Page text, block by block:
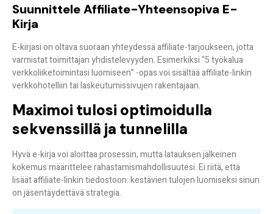
Suunnittele Affiliate-Yhteensopiva E-
Kirja
E-kirjasi on oltava suoraan yhteydessä affiliate-tarjoukseen, jotta
varmistattoimittajan yhdistelevyyden. Esimerkiksi “5 työkalua
verkkoliiketoimintasi luomiseen” -opas voi sisältää affiliate-linkin
verkkohotelliin tai laskeutumissivujen rakentajaan.
Maximoi tulosi optimoidulla
sekvenssillä ja tunnelilla
Hyvä e-kirja voi aloittaa prosessin, mutta latauksen jälkeinen
kokemus määritteleerahastamismahdollisuutesi. Ei riitä, että
lisäät affiliate-linkin tiedostoon: kestävien tulojen luomiseksi sinun
on jäsentäydettävä strategia.